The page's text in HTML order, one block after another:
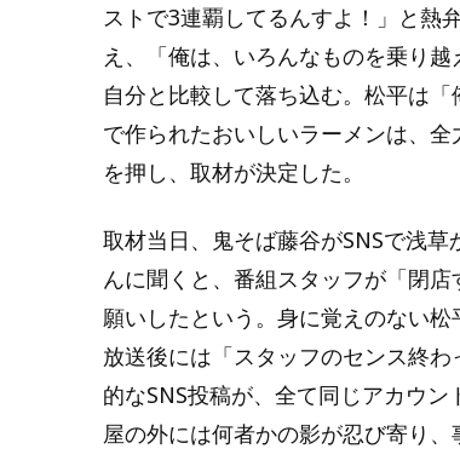
ストで3連覇してるんすよ！」と熱
え、「俺は、いろんなものを乗り
自分と比較して落ち込む。松平は
で作られたおいしいラーメンは、
を押し、取材が決定した。
取材当日、鬼そば藤谷がSNSで浅
んに聞くと、番組スタッフが「閉
願いしたという。身に覚えのない松
放送後には「スタッフのセンス終
的なSNS投稿が、全て同じアカウ
屋の外には何者かの影が忍び寄り、